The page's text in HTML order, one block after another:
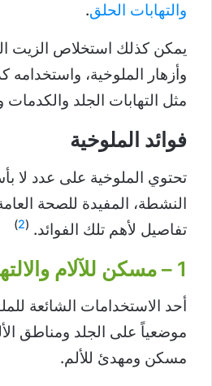
والتهابات الحلق.
يمكن كذلك استخلاص الزيت
وأزهار الملوخية، واستخدامه
مثل التهابات الجلد
فوائد الملوخية
تحتوي الملوخية على عدد لا
النشطة، المفيدة للصحة
تفاصيل لأهم تلك الفوائد. (
2
)
1 – مسكن للآلام والالتهابات
أحد الاستخدامات الشائعة
موضعياً على الجلد ومناطق
مسكن ومهدئ للألم.